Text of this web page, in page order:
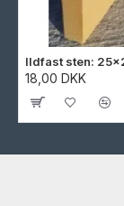
18,00 DKK